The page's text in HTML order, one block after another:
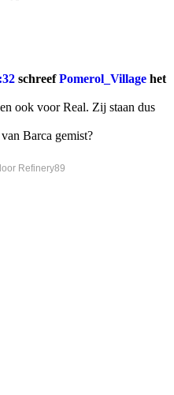
schreefPomerol_Village het
ook voor Real. Zij staan dus
Barca gemist?
Refinery89